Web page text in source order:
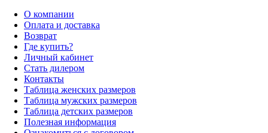
О компании
Оплата и доставка
Возврат
Где купить?
Личный кабинет
Стать дилером
Контакты
Таблица женских размеров
Таблица мужских размеров
Таблица детских размеров
Полезная информация